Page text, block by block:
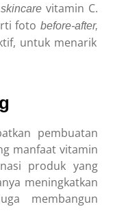
skincare vitamin C.
foto before-after,
untuk menarik
pembuatan
manfaat vitamin
produk yang
meningkatkan
membangun